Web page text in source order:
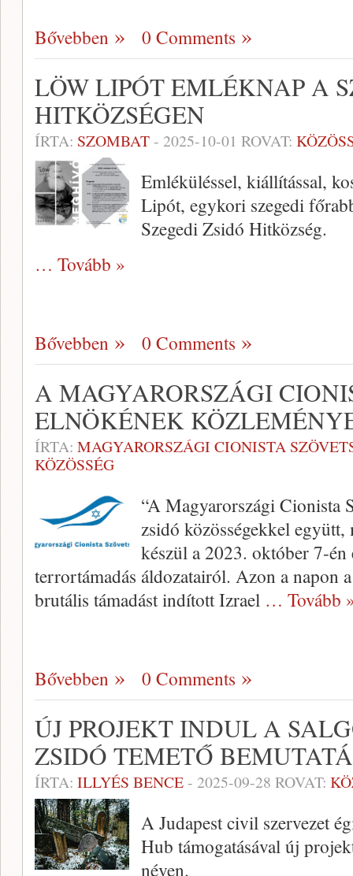
Bővebben 0 Comments
LÖW LIPÓT EMLÉKNAP A
HITKÖZSÉGEN
ÍRTA: SZOMBAT- 2025-10-01 ROVAT:
Emléküléssel, kiállítással,
Lipót, egykori szegedi
Szegedi Zsidó Hitközség.
… Tovább »
Bővebben 0 Comments
A MAGYARORSZÁGI
ELNÖKÉNEK
ÍRTA: MAGYARORSZÁGI CIONISTA
KÖZÖSSÉG
“A Magyarországi Cionista
zsidó közösségekkel együtt,
készül a 2023. október 7-
terrortámadás áldozatairól. Azon a napon
brutális támadást indított Izrael … Tovább
Bővebben 0 Comments
ÚJ PROJEKT INDUL A
ZSIDÓ TEMETŐ
ÍRTA: ILLYÉS BENCE- 2025-09-28 ROVAT:
A Judapest civil szervezet
Hub támogatásával új
néven.